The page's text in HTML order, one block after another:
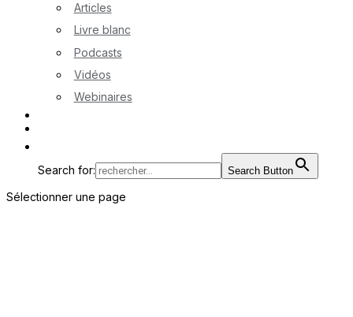
Articles
Livre blanc
Podcasts
Vidéos
Webinaires
Search for: Search Button
Sélectionner une page